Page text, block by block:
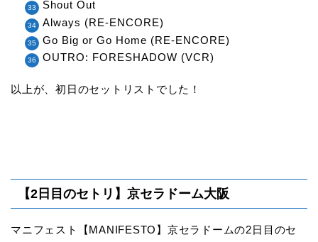
Shout Out
Always (RE-ENCORE)
Go Big or Go Home (RE-ENCORE)
OUTRO: FORESHADOW (VCR)
以上が、初日のセットリストでした！
【2日目のセトリ】京セラドーム大阪
マニフェスト【MANIFESTO】京セラドームの2日目のセ